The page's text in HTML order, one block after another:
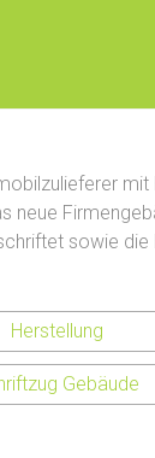
mit
sowie die